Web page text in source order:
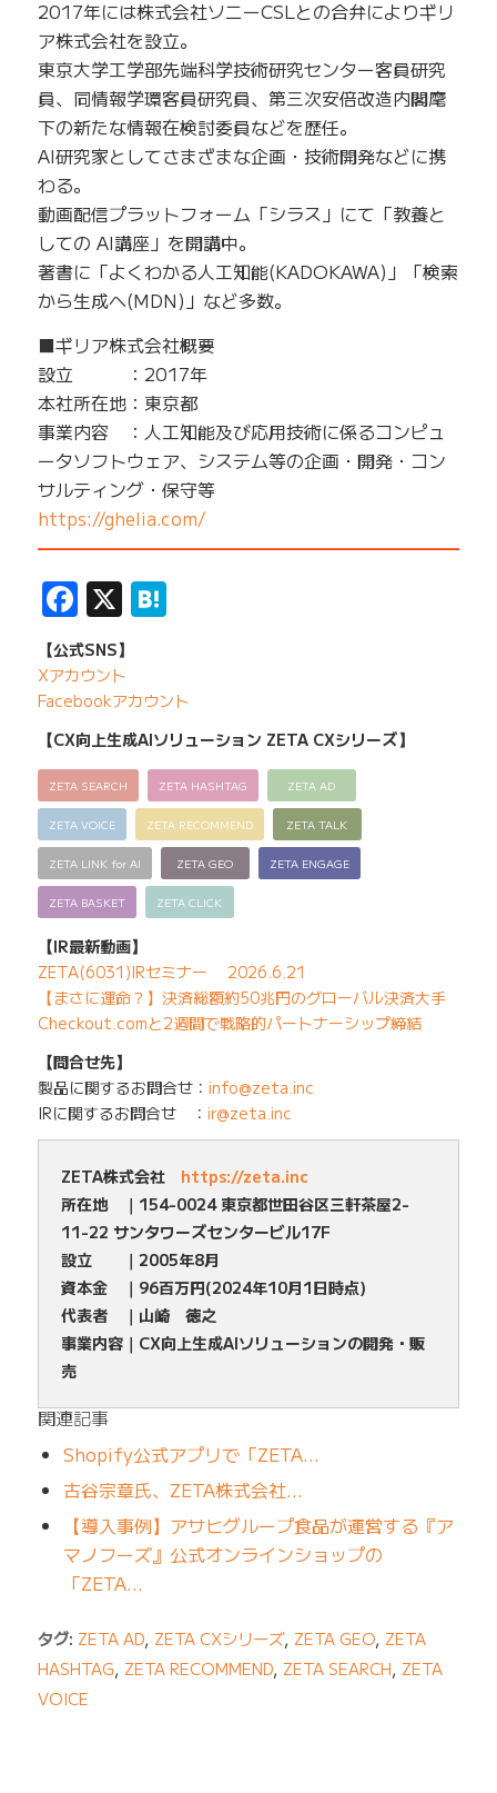
2017年には株式会社ソニーCSLとの合弁によりギリ
ア株式会社を設立。
東京大学工学部先端科学技術研究センター客員研究
員、同情報学環客員研究員、第三次安倍改造内閣麾
下の新たな情報在検討委員などを歴任。
AI研究家としてさまざまな企画・技術開発などに携
わる。
動画配信プラットフォーム「シラス」にて「教養と
しての AI講座」を開講中。
著書に「よくわかる人工知能(KADOKAWA)」「検索
から生成へ(MDN)」など多数。
■ギリア株式会社概要
設立 ：2017年
本社所在地：東京都
事業内容 ：人工知能及び応用技術に係るコンピュ
ータソフトウェア、システム等の企画・開発・コン
サルティング・保守等
https://ghelia.com/
Facebook
X Hatena
【公式SNS】
Xアカウント
Facebookアカウント
【CX向上生成AIソリューション ZETA CXシリーズ】
ZETA SEARCH ZETA HASHTAG ZETA AD
ZETA VOICE ZETA RECOMMEND ZETA TALK
ZETA LINK for AI ZETA GEO ZETA ENGAGE
ZETA BASKET ZETA CLICK
【IR最新動画】
ZETA(6031)IRセミナー 2026.6.21
【まさに運命？】決済総額約50兆円のグローバル決済大手
Checkout.comと2週間で戦略的パートナーシップ締結
【問合せ先】
製品に関するお問合せ： info@zeta.inc
IRに関するお問合せ ： ir@zeta.inc
ZETA株式会社 https://zeta.inc
所在地 ｜154-0024 東京都世田谷区三軒茶屋2-
11-22 サンタワーズセンタービル17F
設立 ｜2005年8月
資本金 ｜96百万円(2024年10月1日時点)
代表者 ｜山崎 徳之
事業内容｜CX向上生成AIソリューションの開発・販
売
関連記事
Shopify公式アプリで「ZETA…
古谷宗章氏、ZETA株式会社…
【導入事例】アサヒグループ食品が運営する『ア
マノフーズ』公式オンラインショップの
「ZETA…
タグ: ZETA AD, ZETA CXシリーズ, ZETA GEO, ZETA
HASHTAG, ZETA RECOMMEND, ZETA SEARCH, ZETA
VOICE